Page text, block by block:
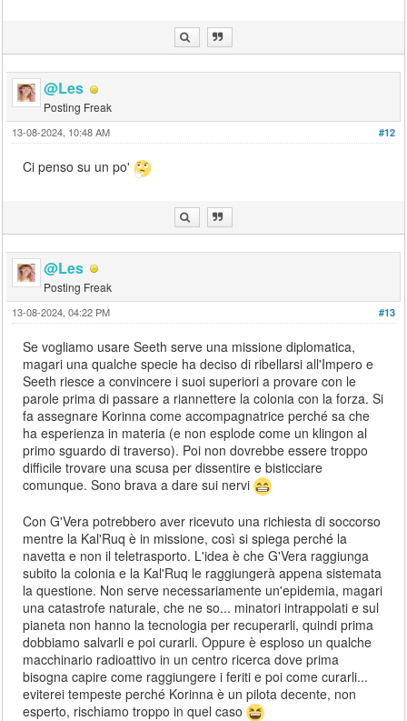
@Les
Posting Freak
#12
13-08-2024, 10:48 AM
Ci penso su un po'
@Les
Posting Freak
#13
13-08-2024, 04:22 PM
Se vogliamo usare Seeth serve una missione diplomatica,
magari una qualche specie ha deciso di ribellarsi all'Impero e
Seeth riesce a convincere i suoi superiori a provare con le
parole prima di passare a riannettere la colonia con la forza. Si
fa assegnare Korinna come accompagnatrice perché sa che
ha esperienza in materia (e non esplode come un klingon al
primo sguardo di traverso). Poi non dovrebbe essere troppo
difficile trovare una scusa per dissentire e bisticciare
comunque. Sono brava a dare sui nervi
Con G'Vera potrebbero aver ricevuto una richiesta di soccorso
mentre la Kal'Ruq è in missione, così si spiega perché la
navetta e non il teletrasporto. L'idea è che G'Vera raggiunga
subito la colonia e la Kal'Ruq le raggiungerà appena sistemata
la questione. Non serve necessariamente un'epidemia, magari
una catastrofe naturale, che ne so... minatori intrappolati e sul
pianeta non hanno la tecnologia per recuperarli, quindi prima
dobbiamo salvarli e poi curarli. Oppure è esploso un qualche
macchinario radioattivo in un centro ricerca dove prima
bisogna capire come raggiungere i feriti e poi come curarli...
eviterei tempeste perché Korinna è un pilota decente, non
esperto, rischiamo troppo in quel caso